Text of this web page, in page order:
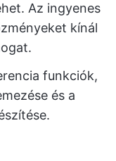
Az ingyenes
kínál
funkciók,
és a